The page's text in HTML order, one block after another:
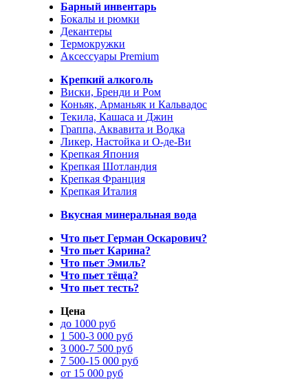
Барный инвентарь
Бокалы и рюмки
Декантеры
Термокружки
Аксессуары Premium
Крепкий алкоголь
Виски, Бренди и Ром
Коньяк, Арманьяк и Кальвадос
Текила, Кашаса и Джин
Граппа, Аквавита и Водка
Ликер, Настойка и О-де-Ви
Крепкая Япония
Крепкая Шотландия
Крепкая Франция
Крепкая Италия
Вкусная минеральная вода
Что пьет Герман Оскарович?
Что пьет Карина?
Что пьет Эмиль?
Что пьет тёща?
Что пьет тесть?
Цена
до 1000 руб
1 500-3 000 руб
3 000-7 500 руб
7 500-15 000 руб
от 15 000 руб